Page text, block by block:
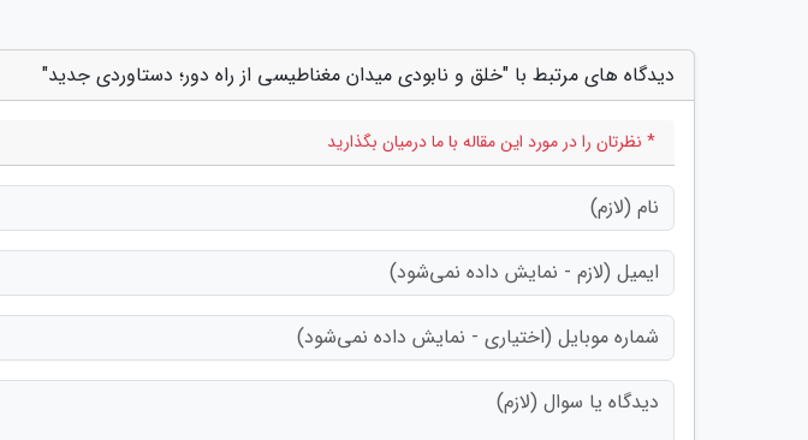
دیدگاه های مرتبط با "خلق و نابودی میدان مغناطیسی از راه دور؛ دستاوردی جدید"
* نظرتان را در مورد این مقاله با ما درمیان بگذارید